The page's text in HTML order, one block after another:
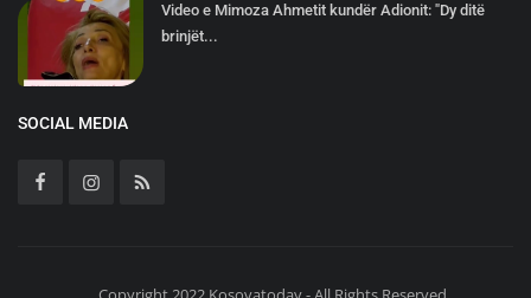
Video e Mimoza Ahmetit kundër Adionit: "Dy ditë
brinjët...
SOCIAL MEDIA